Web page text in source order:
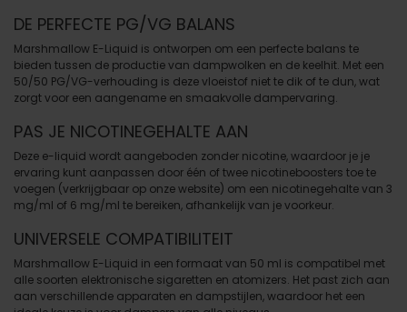
DE PERFECTE PG/VG BALANS
Marshmallow E-Liquid is ontworpen om een perfecte balans te
bieden tussen de productie van dampwolken en de keelhit. Met een
50/50 PG/VG-verhouding is deze vloeistof niet te dik of te dun, wat
zorgt voor een aangename en smaakvolle dampervaring.
PAS JE NICOTINEGEHALTE AAN
Deze e-liquid wordt aangeboden zonder nicotine, waardoor je je
ervaring kunt aanpassen door één of twee nicotineboosters toe te
voegen (verkrijgbaar op onze website) om een nicotinegehalte van 3
mg/ml of 6 mg/ml te bereiken, afhankelijk van je voorkeur.
UNIVERSELE COMPATIBILITEIT
Marshmallow E-Liquid in een formaat van 50 ml is compatibel met
alle soorten elektronische sigaretten en atomizers. Het past zich aan
aan verschillende apparaten en dampstijlen, waardoor het een